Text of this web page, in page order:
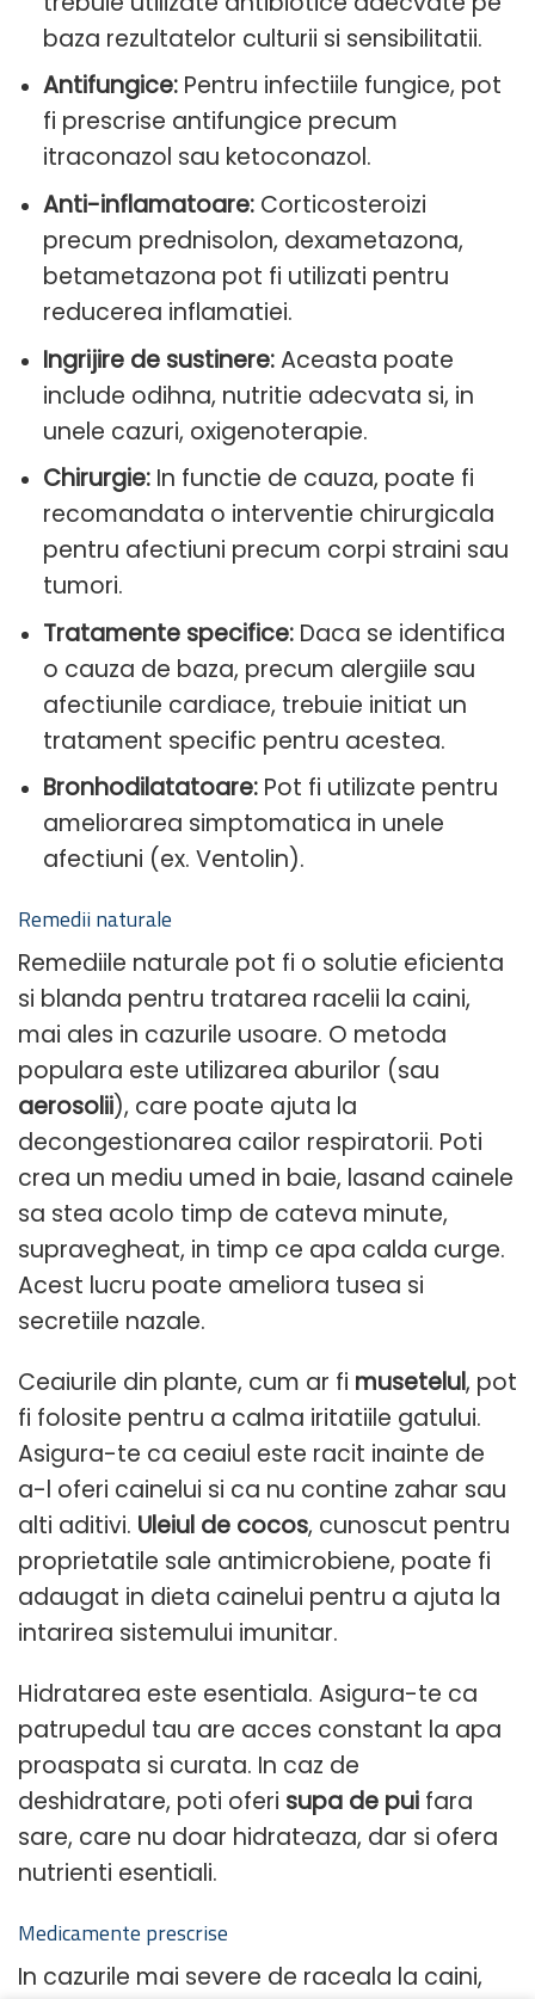
baza rezultatelor culturii si sensibilitatii.
Antifungice:Pentru infectiile fungice, pot
fi prescrise antifungice precum
itraconazol sau ketoconazol.
Anti-inflamatoare:Corticosteroizi
precum prednisolon, dexametazona,
betametazona pot fi utilizati pentru
reducerea inflamatiei.
Ingrijire de sustinere:Aceasta poate
include odihna, nutritie adecvata si, in
unele cazuri, oxigenoterapie.
Chirurgie:In functie de cauza, poate fi
recomandata o interventie chirurgicala
pentru afectiuni precum corpi straini sau
tumori.
Tratamente specifice:Daca se identifica
o cauza de baza, precum alergiile sau
afectiunile cardiace, trebuie initiat un
tratament specific pentru acestea.
Bronhodilatatoare:Pot fi utilizate pentru
ameliorarea simptomatica in unele
afectiuni (ex. Ventolin).
Remedii naturale
Remediile naturale pot fi o solutie eficienta
si blanda pentru tratarea racelii la caini,
mai ales in cazurile usoare. O metoda
populara este utilizarea aburilor (sau
aerosolii), care poate ajuta la
decongestionarea cailor respiratorii. Poti
crea un mediu umed in baie, lasand cainele
sa stea acolo timp de cateva minute,
supravegheat, in timp ce apa calda curge.
Acest lucru poate ameliora tusea si
secretiile nazale.
Ceaiurile din plante, cum ar fi musetelul, pot
fi folosite pentru a calma iritatiile gatului.
Asigura-te ca ceaiul este racit inainte de
a-l oferi cainelui si ca nu contine zahar sau
alti aditivi. Uleiul de cocos, cunoscut pentru
proprietatile sale antimicrobiene, poate fi
adaugat in dieta cainelui pentru a ajuta la
intarirea sistemului imunitar.
Hidratarea este esentiala. Asigura-te ca
patrupedul tau are acces constant la apa
proaspata si curata. In caz de
deshidratare, poti oferi supa de pui fara
sare, care nu doar hidrateaza, dar si ofera
nutrienti esentiali.
Medicamente prescrise
In cazurile mai severe de raceala la caini,